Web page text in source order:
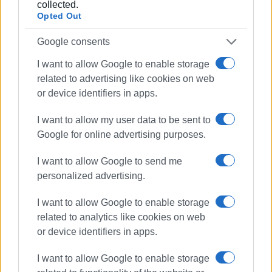
collected.
Opted Out
Google consents
I want to allow Google to enable storage
related to advertising like cookies on web
or device identifiers in apps.
I want to allow my user data to be sent to
Google for online advertising purposes.
I want to allow Google to send me
personalized advertising.
I want to allow Google to enable storage
related to analytics like cookies on web
or device identifiers in apps.
I want to allow Google to enable storage
κρίσιμες υποδομές όπως νοσοκομεία και αντλιοστάσια.
reuters.com)
Είναι ο εκδότης - διευθυντής της Ενημέρωσης.
Έχει σπουδάσει και εργαστεί ως μηχανικός και
ηλεκτρονικός. Δημοσιογραφεί από τις αρχές της
δεκαετίας του 1980. Έχει συνεργαστεί με σχεδόν
όλες τις αθηναϊκές εφημερίδες. Διετέλεσε